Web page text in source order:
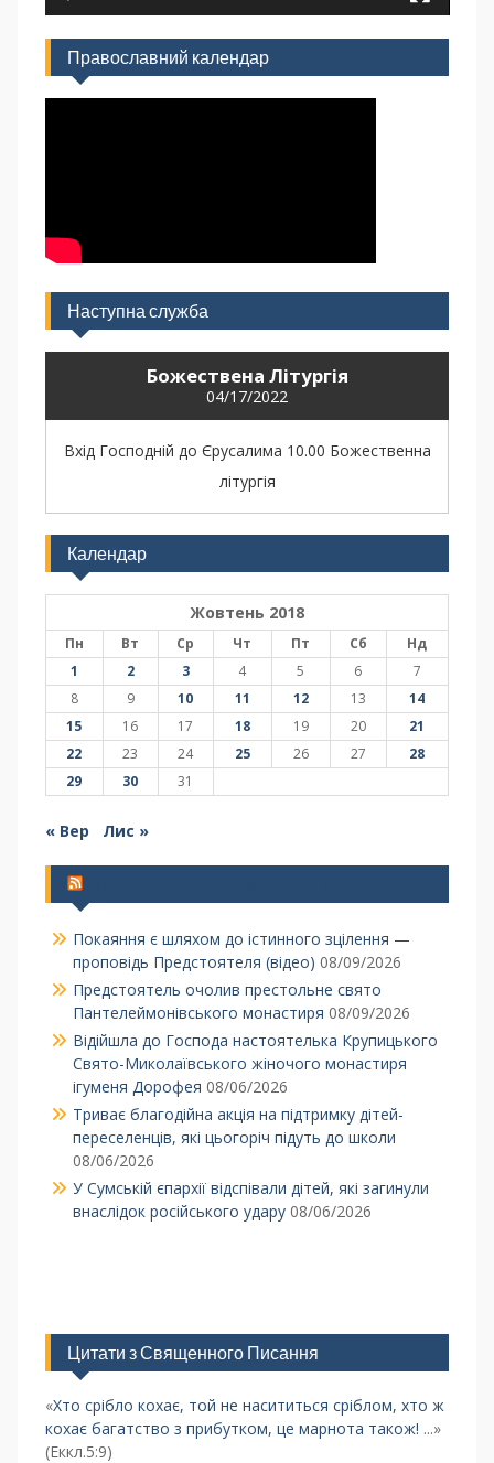
Православний календар
Наступна служба
Божествена Літургія
04/17/2022
Вхід Господній до Єрусалима 10.00 Божественна
літургія
Календар
Жовтень 2018
Пн Вт Ср Чт Пт Сб
Нд
1
2 3 4 5 6
7
8
9 10 11 12 13
14
15
16 17 18 19 20
21
22
23 24 25 26 27
28
29
30 31
« Вер Лис »
Покаяння є шляхом до істинного зцілення —
проповідь Предстоятеля (відео) 08/09/2026
Предстоятель очолив престольне свято
Пантелеймонівського монастиря 08/09/2026
Відійшла до Господа настоятелька Крупицького
Свято-Миколаївського жіночого монастиря
ігуменя Дорофея 08/06/2026
Триває благодійна акція на підтримку дітей-
переселенців, які цьогоріч підуть до школи
08/06/2026
У Сумській єпархії відспівали дітей, які загинули
внаслідок російського удару 08/06/2026
Цитати з Священного Писання
«Хто срібло кохає, той не насититься сріблом, хто ж
кохає багатство з прибутком, це марнота також! ...»
(Еккл.5:9)